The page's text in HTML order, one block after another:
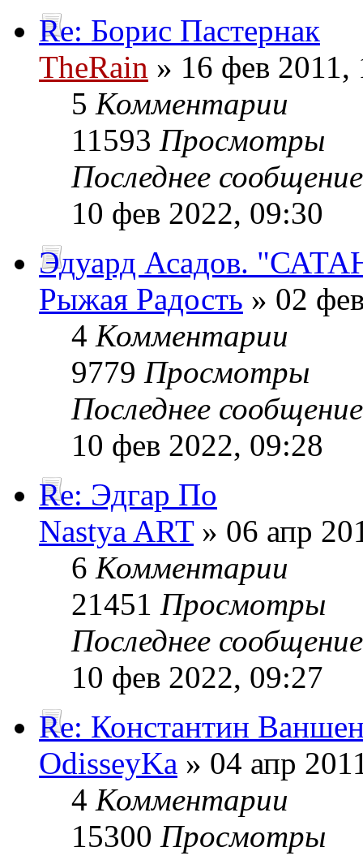
Re: Борис Пастернак
TheRain » 16 фев 2011,
5 Комментарии
11593 Просмотры
Последнее
10 фев 2022, 09:30
Эдуард Асадов.
Рыжая Радость » 02
4 Комментарии
9779 Просмотры
Последнее
10 фев 2022, 09:28
Re: Эдгар По
Nastya ART» 06 апр
6 Комментарии
21451 Просмотры
Последнее
10 фев 2022, 09:27
Re: Константин
OdisseyKa » 04 апр
4 Комментарии
15300 Просмотры